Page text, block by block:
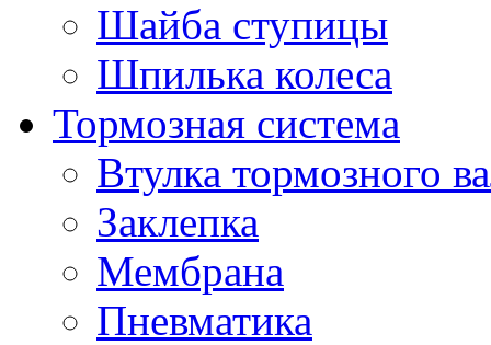
Шайба ступицы
Шпилька колеса
Тормозная система
Втулка тормозного
Заклепка
Мембрана
Пневматика